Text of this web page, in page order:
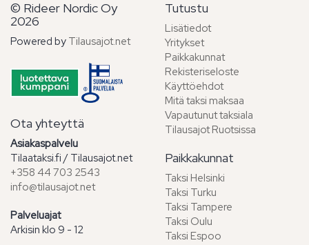
© Rideer Nordic Oy
2026
Powered by Tilausajot.net
Ota yhteyttä
Asiakaspalvelu
Tilaataksi.fi / Tilausajot.net
+358 44 703 2543
info@tilausajot.net
Palveluajat
Arkisin klo 9 - 12
Tutustu
Lisätiedot
Yritykset
Paikkakunnat
Rekisteriseloste
Käyttöehdot
Mitä taksi maksaa
Vapautunut taksiala
Tilausajot Ruotsissa
Paikkakunnat
Taksi Helsinki
Taksi Turku
Taksi Tampere
Taksi Oulu
Taksi Espoo